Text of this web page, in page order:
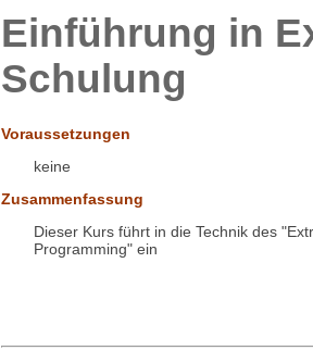
Einführung in
Schulung
Voraussetzungen
keine
Zusammenfassung
Dieser Kurs führt in die Technik des
Programming" ein